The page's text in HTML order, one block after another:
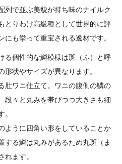
列で並ぶ美貌が持ち味のナイルク
とりわけ高級種として世界的に評
も挙って重宝される逸材です。
る個性的な鱗模様は斑（ふ）と呼
状やサイズが異なります。
肚ワニ仕立て。ワニの腹側の鱗の
段々と丸みを帯びつつ大きさも細
ように四角い形をしていることか
する鱗は丸みがあるため丸斑（ま
れます。